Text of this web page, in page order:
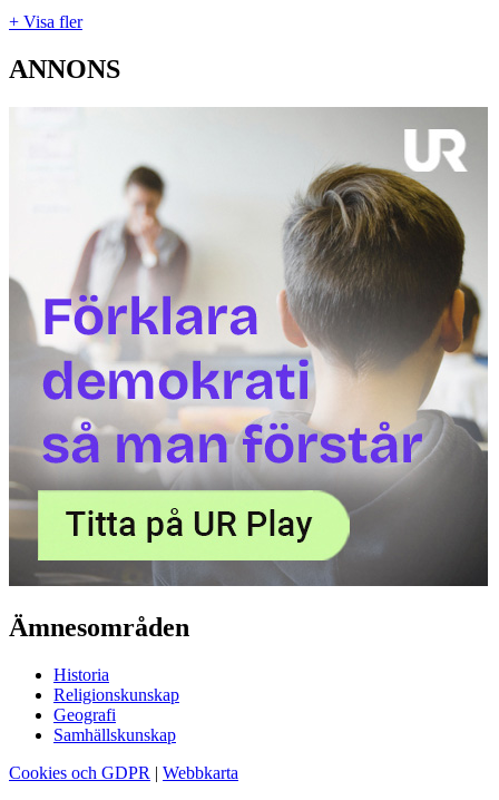
+ Visa fler
ANNONS
Ämnesområden
Historia
Religionskunskap
Geografi
Samhällskunskap
Cookies och GDPR | Webbkarta